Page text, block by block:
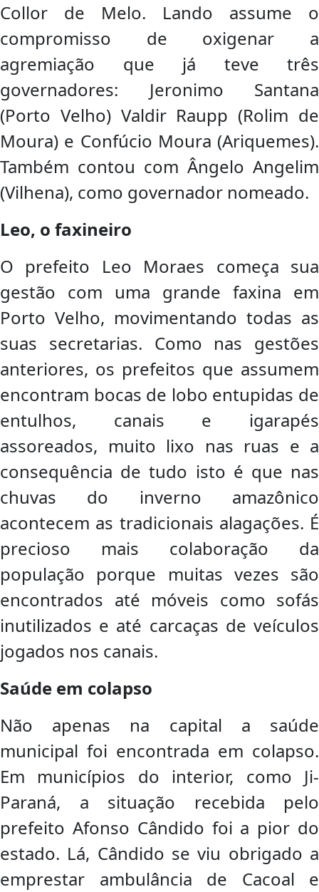
Collor de Melo. Lando assume o
compromisso de oxigenar a
agremiação que já teve três
governadores: Jeronimo Santana
(Porto Velho) Valdir Raupp (Rolim de
Moura) e Confúcio Moura (Ariquemes).
Também contou com Ângelo Angelim
(Vilhena), como governador nomeado.
Leo, o faxineiro
O prefeito Leo Moraes começa sua
gestão com uma grande faxina em
Porto Velho, movimentando todas as
suas secretarias. Como nas gestões
anteriores, os prefeitos que assumem
encontram bocas de lobo entupidas de
entulhos, canais e igarapés
assoreados, muito lixo nas ruas e a
consequência de tudo isto é que nas
chuvas do inverno amazônico
acontecem as tradicionais alagações. É
precioso mais colaboração da
população porque muitas vezes são
encontrados até móveis como sofás
inutilizados e até carcaças de veículos
jogados nos canais.
Saúde em colapso
Não apenas na capital a saúde
municipal foi encontrada em colapso.
Em municípios do interior, como Ji-
Paraná, a situação recebida pelo
prefeito Afonso Cândido foi a pior do
estado. Lá, Cândido se viu obrigado a
emprestar ambulância de Cacoal e